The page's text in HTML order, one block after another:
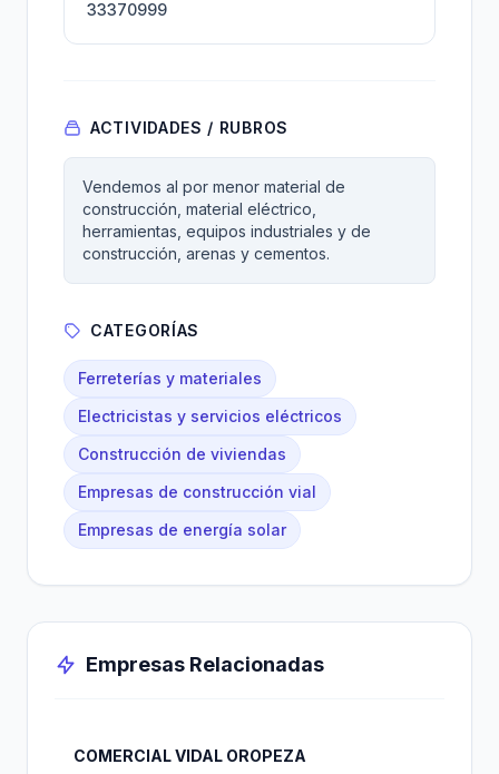
33370999
ACTIVIDADES / RUBROS
Vendemos al por menor material de
construcción, material eléctrico,
herramientas, equipos industriales y de
construcción, arenas y cementos.
CATEGORÍAS
Ferreterías y materiales
Electricistas y servicios eléctricos
Construcción de viviendas
Empresas de construcción vial
Empresas de energía solar
Empresas Relacionadas
COMERCIAL VIDAL OROPEZA